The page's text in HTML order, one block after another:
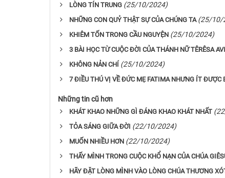
LÒNG TÍN TRUNG (25/10/2024)
NHỮNG CON QUỶ THẬT SỰ CỦA CHÚNG TA (25/10/
KHIÊM TỐN TRONG CẦU NGUYỆN (25/10/2024)
3 BÀI HỌC TỪ CUỘC ĐỜI CỦA THÁNH NỮ TÊRÊSA
KHÔNG NẢN CHÍ (25/10/2024)
7 ĐIỀU THÚ VỊ VỀ ĐỨC MẸ FATIMA NHƯNG ÍT ĐƯỢC
Những tin cũ hơn
KHÁT KHAO NHỮNG GÌ ĐÁNG KHAO KHÁT NHẤT
TỎA SÁNG GIỮA ĐỜI (22/10/2024)
MUỐN NHIỀU HƠN (22/10/2024)
THẤY MÌNH TRONG CUỘC KHỔ NẠN CỦA CHÚA
HÃY ĐẶT LÒNG MÌNH VÀO LÒNG CHÚA THƯƠNG